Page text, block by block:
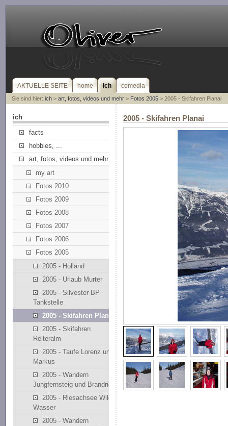
AKTUELLE SEITE home ich comedia
Sie sind hier: ich> art, fotos, videos und mehr> Fotos 2005> 2005 - Skifahren Planai
ich
facts
hobbies, ...
art, fotos, videos und mehr
my art
Fotos 2010
Fotos 2009
Fotos 2008
Fotos 2007
Fotos 2006
Fotos 2005
2005 - Holland
2005 - Urlaub Murter
2005 - Silvester BP
Tankstelle
2005 - Skifahren Planai
2005 - Skifahren
Reiteralm
2005 - Taufe Lorenz und
Markus
2005 - Wandern
Jungfernsteig und Brandriedl
2005 - Riesachsee Wilde
Wasser
2005 - Wandern
2005 - Skifahren Planai